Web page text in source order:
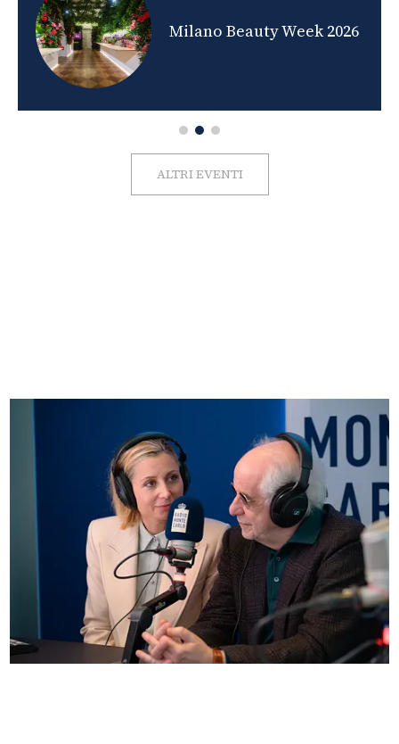
Milano Beauty Week 2026
ALTRI EVENTI